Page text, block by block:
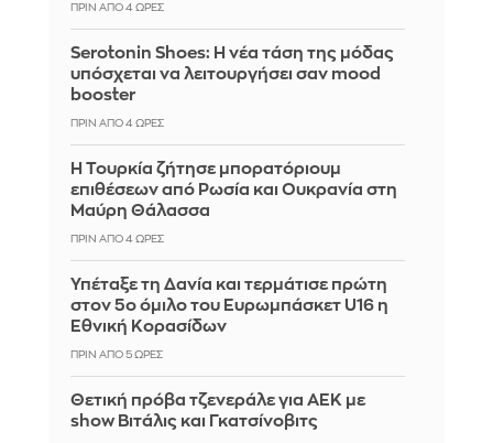
ΠΡΙΝ ΑΠΌ 4 ΏΡΕΣ
Serotonin Shoes: Η νέα τάση της μόδας
υπόσχεται να λειτουργήσει σαν mood
booster
ΠΡΙΝ ΑΠΌ 4 ΏΡΕΣ
Η Τουρκία ζήτησε μπορατόριουμ
επιθέσεων από Ρωσία και Ουκρανία στη
Μαύρη Θάλασσα
ΠΡΙΝ ΑΠΌ 4 ΏΡΕΣ
Υπέταξε τη Δανία και τερμάτισε πρώτη
στον 5ο όμιλο του Ευρωμπάσκετ U16 η
Εθνική Κορασίδων
ΠΡΙΝ ΑΠΌ 5 ΏΡΕΣ
Θετική πρόβα τζενεράλε για ΑΕΚ με
show Βιτάλις και Γκατσίνοβιτς